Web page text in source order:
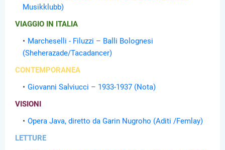
Musikklubb)
VIAGGIO IN ITALIA
Marcheselli - Filuzzi – Balli Bolognesi
(Sheherazade/Tacadancer)
CONTEMPORANEA
Giovanni Salviucci – 1933-1937 (Nota)
VISIONI
Opera Java, diretto da Garin Nugroho (Aditi /Femlay)
LETTURE